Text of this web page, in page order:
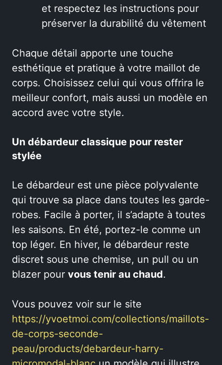
et respectez les instructions pour
préserver la durabilité du vêtement
Chaque détail apporte une touche
esthétique et pratique à votre maillot de
corps. Choisissez celui qui vous offrira le
meilleur confort, mais aussi un modèle en
accord avec votre style.
Un débardeur classique pour rester
stylée
Le débardeur est une pièce polyvalente
qui trouve sa place dans toutes les garde-
robes. Facile à porter, il s’adapte à toutes
les saisons. En été, portez-le comme un
top léger. En hiver, le débardeur reste
discret sous une chemise, un pull ou un
blazer pour vous tenir au chaud.
Vous pouvez voir sur le site
https://yvoetmoi.com/collections/maillots-
de-corps-seconde-
peau/products/debardeur-harry-